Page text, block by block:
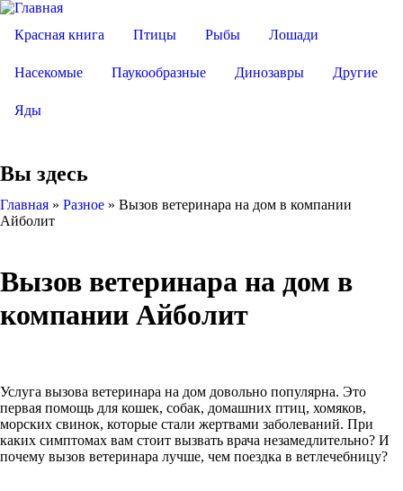
Красная книга Птицы Рыбы Лошади
Насекомые Паукообразные Динозавры Другие
Яды
Вы здесь
Главная » Разное » Вызов ветеринара на дом в компании
Айболит
Вызов ветеринара на дом в
компании Айболит
Услуга вызова ветеринара на дом довольно популярна. Это
первая помощь для кошек, собак, домашних птиц, хомяков,
морских свинок, которые стали жертвами заболеваний. При
каких симптомах вам стоит вызвать врача незамедлительно? И
почему вызов ветеринара лучше, чем поездка в ветлечебницу?